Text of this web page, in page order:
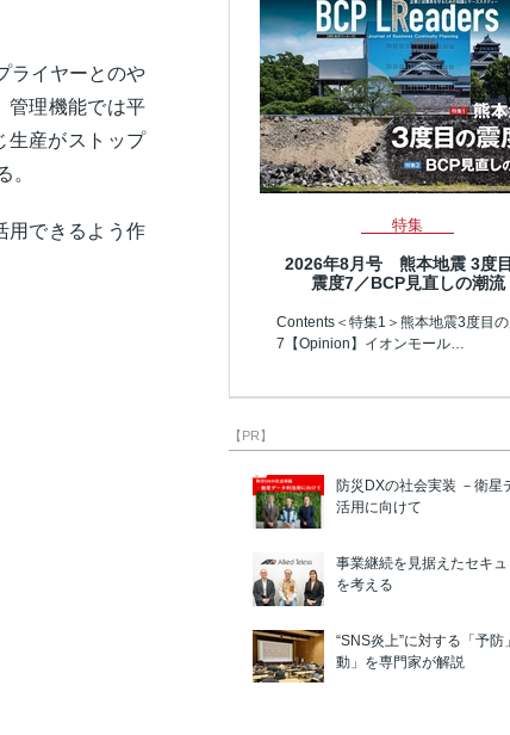
ライヤーとのや
管理機能では平
生産がストップ
。
用できるよう作
特集
2026年8月号 熊本地震 3度
震度7／BCP見直しの潮流
Contents＜特集1＞熊本地震3度目
7【Opinion】イオンモール…
【PR】
防災DXの社会実装 －衛星
活用に向けて
事業継続を見据えたセキュ
を考える
“SNS炎上”に対する「予防
動」を専門家が解説